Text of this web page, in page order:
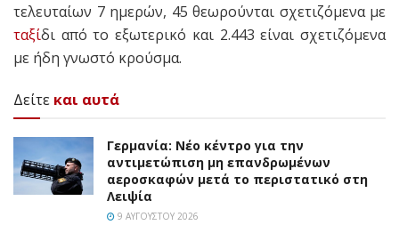
τελευταίων 7 ημερών, 45 θεωρούνται σχετιζόμενα με
ταξίδι από το εξωτερικό και 2.443 είναι σχετιζόμενα
με ήδη γνωστό κρούσμα.
Δείτε και αυτά
Γερμανία: Νέο κέντρο για την
αντιμετώπιση μη επανδρωμένων
αεροσκαφών μετά το περιστατικό στη
Λειψία
9 ΑΥΓΟΎΣΤΟΥ 2026